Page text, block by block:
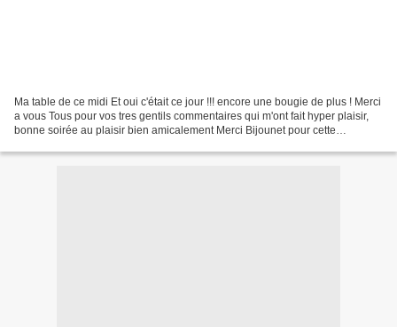
Ma table de ce midi Et oui c'était ce jour !!! encore une bougie de plus ! Merci
a vous Tous pour vos tres gentils commentaires qui m'ont fait hyper plaisir,
bonne soirée au plaisir bien amicalement Merci Bijounet pour cette